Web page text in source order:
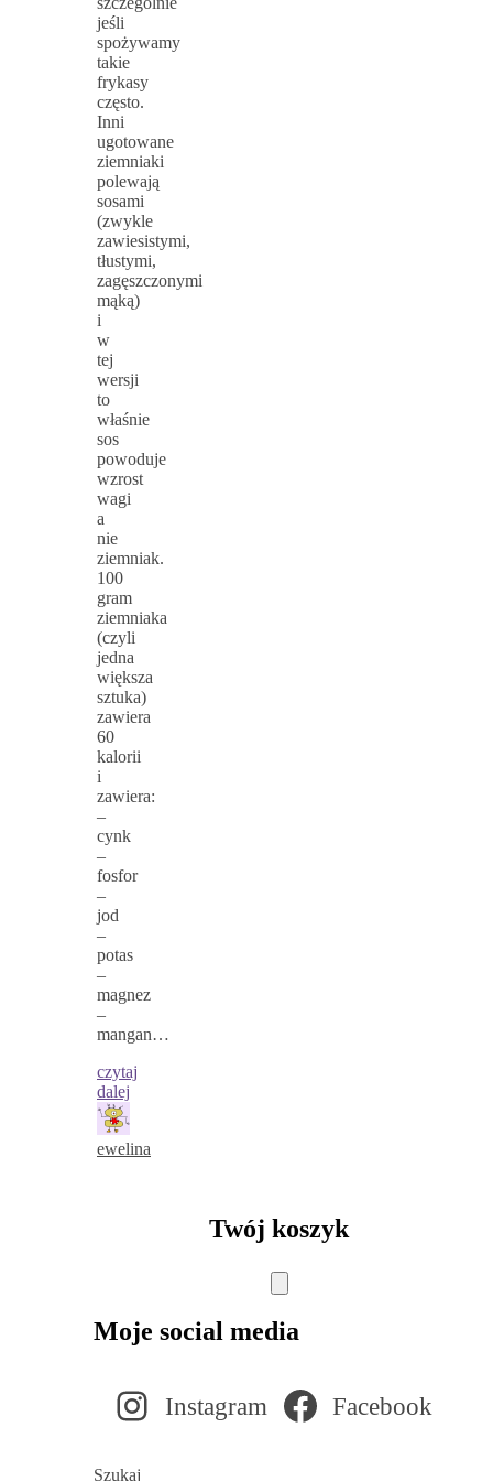
jeśli
spożywamy
takie
frykasy
często.
Inni
ugotowane
ziemniaki
polewają
sosami
(zwykle
zawiesistymi,
tłustymi,
zagęszczonymi
mąką)
i
w
tej
wersji
to
właśnie
sos
powoduje
wzrost
wagi
a
nie
ziemniak.
100
gram
ziemniaka
(czyli
jedna
większa
sztuka)
zawiera
60
kalorii
i
zawiera:
–
cynk
–
fosfor
–
jod
–
potas
–
magnez
–
mangan…
czytaj
dalej
ewelina
Twój koszyk
Moje social media
Instagram Facebook
Szukaj